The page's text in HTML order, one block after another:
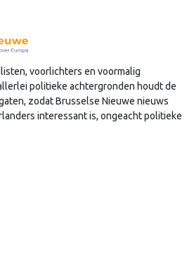
voorlichters en voormalig
politieke achtergronden houdt de
zodat Brusselse Nieuwe nieuws
interessant is, ongeacht politieke